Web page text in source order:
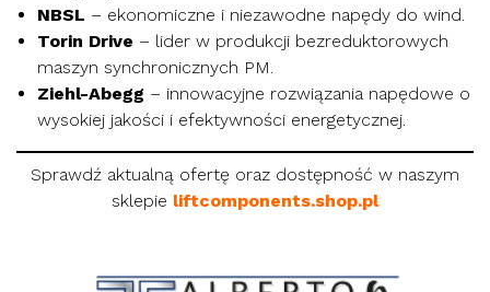
NBSL – ekonomiczne i niezawodne napędy do wind.
Torin Drive – lider w produkcji bezreduktorowych
maszyn synchronicznych PM.
Ziehl-Abegg – innowacyjne rozwiązania napędowe o
wysokiej jakości i efektywności energetycznej.
Sprawdź aktualną ofertę oraz dostępność w naszym
sklepie liftcomponents.shop.pl